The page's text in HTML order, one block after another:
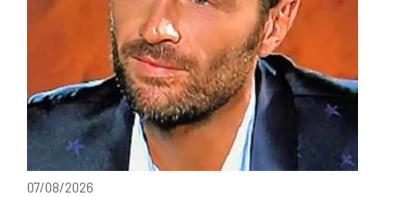
07/08/2026